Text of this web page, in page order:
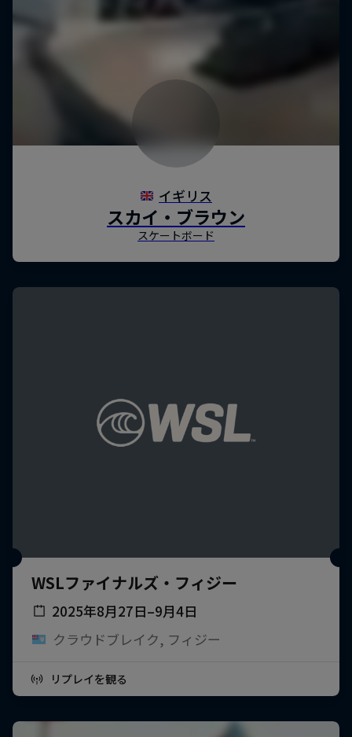
WSLファイナルズ・フィジー
2025年8月27日–9月4日
クラウドブレイク, フィジー
リプレイを観る